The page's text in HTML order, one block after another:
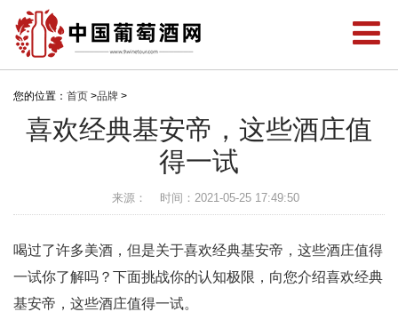
您的位置： 首页 >品牌 >
喜欢经典基安帝，这些酒庄值
得一试
来源： 时间：2021-05-25 17:49:50
喝过了许多美酒，但是关于喜欢经典基安帝，这些酒庄值得
一试你了解吗？下面挑战你的认知极限，向您介绍喜欢经典
基安帝，这些酒庄值得一试。